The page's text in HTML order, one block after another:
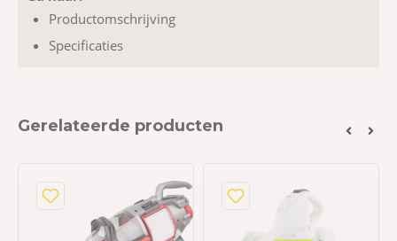
Productomschrijving
Specificaties
Gerelateerde producten